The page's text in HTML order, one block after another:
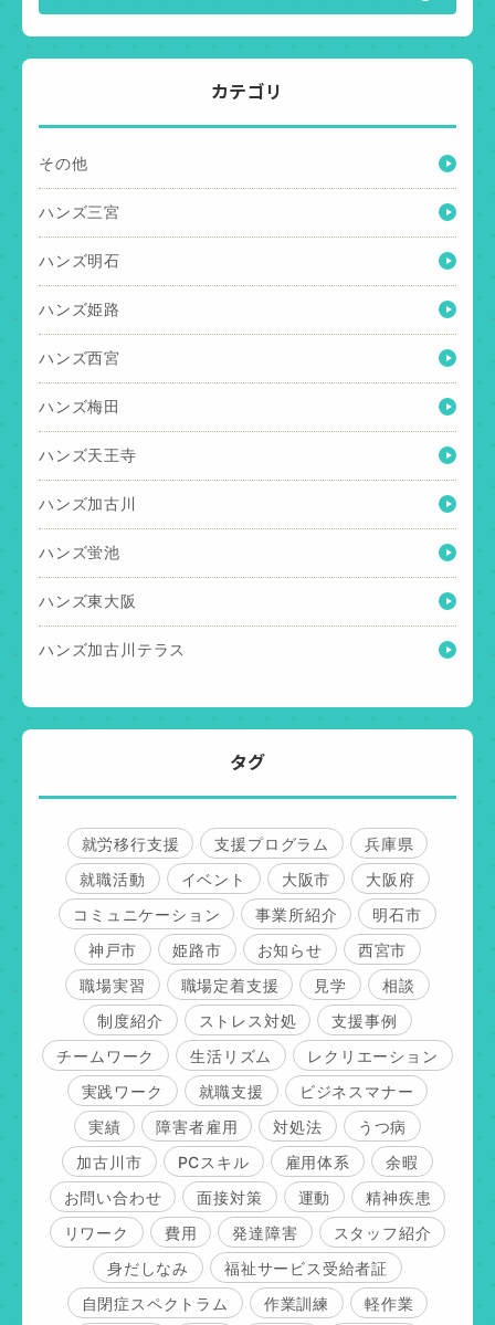
カテゴリ
その他
ハンズ三宮
ハンズ明石
ハンズ姫路
ハンズ西宮
ハンズ梅田
ハンズ天王寺
ハンズ加古川
ハンズ蛍池
ハンズ東大阪
ハンズ加古川テラス
タグ
就労移行支援 支援プログラム
兵庫県
就職活動
イベント 大阪市
大阪府
コミュニケーション
事業所紹介
明石市
神戸市
姫路市 お知らせ
西宮市
職場実習
職場定着支援 見学
相談
制度紹介
ストレス対処
支援事例
チームワーク
生活リズム
レクリエーション
実践ワーク
就職支援
ビジネスマナー
実績
障害者雇用 対処法
うつ病
加古川市
PCスキル 雇用体系
余暇
お問い合わせ
面接対策 運動
精神疾患
リワーク
費用 発達障害
スタッフ紹介
身だしなみ
福祉サービス受給者証
自閉症スペクトラム
作業訓練
軽作業